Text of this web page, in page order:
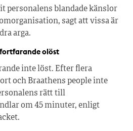
personalens blandade känslor
sagt att vissa är
arga.
olöst
inte löst. Efter flera
och Braathens people inte
rätt till
om 45 minuter, enligt